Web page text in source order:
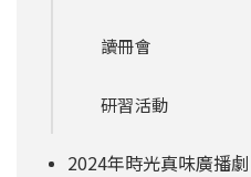
讀冊會
研習活動
2024年時光真味廣播劇